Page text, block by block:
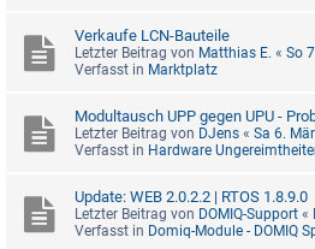
Verkaufe LCN-Bauteile
Letzter Beitrag von Matthias E. « So
Verfasst in Marktplatz
Modultausch UPP gegen UPU -
Letzter Beitrag von DJens « Sa 6.
Verfasst in Hardware
Update: WEB 2.0.2.2 | RTOS 1.8.9.0
Letzter Beitrag von DOMIQ-Support «
Verfasst in Domiq-Module - DOMIQ